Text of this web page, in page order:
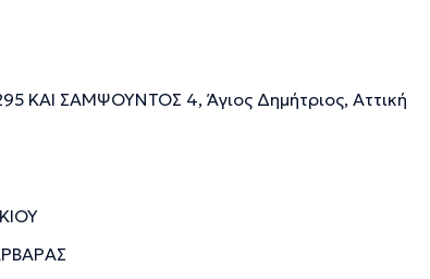
ΚΑΙ ΣΑΜΨΟΥΝΤΟΣ 4, Άγιος Δημήτριος, Αττική